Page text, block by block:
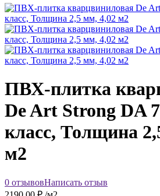
ПВХ-плитка
De Art Strong DA
класс, Толщина
м2
0 отзывовНаписать отзыв